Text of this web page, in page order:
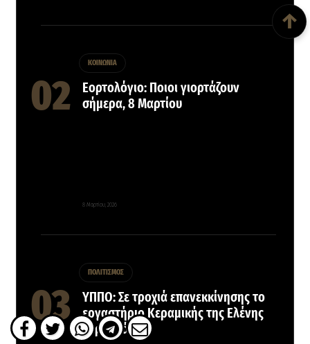
ΚΟΙΝΩΝΙΑ
Εορτολόγιο: Ποιοι γιορτάζουν
σήμερα, 8 Μαρτίου
8 Μαρτίου, 2026
ΠΟΛΙΤΙΣΜΟΣ
ΥΠΠΟ: Σε τροχιά επανεκκίνησης το
εργαστήριο Κεραμικής της Ελένης
Βερναδάκη
↑